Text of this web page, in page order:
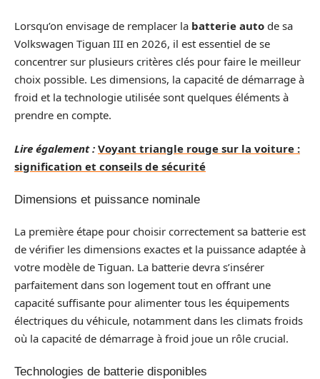
Lorsqu’on envisage de remplacer la batterie auto de sa
Volkswagen Tiguan III en 2026, il est essentiel de se
concentrer sur plusieurs critères clés pour faire le meilleur
choix possible. Les dimensions, la capacité de démarrage à
froid et la technologie utilisée sont quelques éléments à
prendre en compte.
Lire également : Voyant triangle rouge sur la voiture :
signification et conseils de sécurité
Dimensions et puissance nominale
La première étape pour choisir correctement sa batterie est
de vérifier les dimensions exactes et la puissance adaptée à
votre modèle de Tiguan. La batterie devra s’insérer
parfaitement dans son logement tout en offrant une
capacité suffisante pour alimenter tous les équipements
électriques du véhicule, notamment dans les climats froids
où la capacité de démarrage à froid joue un rôle crucial.
Technologies de batterie disponibles